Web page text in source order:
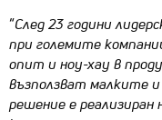
“След 23 години
при големите
опит и ноу-хау в
възползват малките
решение е реализиран